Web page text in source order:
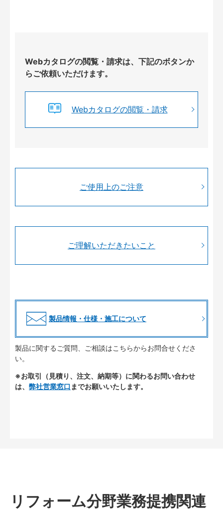
Webカタログの閲覧・請求は、下記のボタンか
らご依頼いただけます。
Webカタログの閲覧・請求
ご使用上のご注意
ご理解いただきたいこと
製品情報・仕様・施工について
製品に関するご質問、ご相談はこちらからお問合せくださ
い。
※お取引（見積り、注文、納期等）に関わるお問い合わせ
は、 弊社営業窓口 までお願いいたします。
リフォーム分野業務提携関連